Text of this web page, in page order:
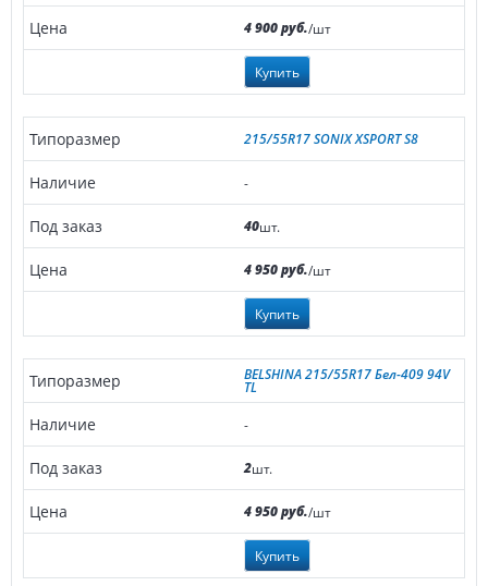
4 900 руб./шт
Купить
215/55R17 SONIX XSPORT S8
-
40шт.
4 950 руб./шт
Купить
BELSHINA 215/55R17 Бел-409 94V
TL
-
2шт.
4 950 руб./шт
Купить